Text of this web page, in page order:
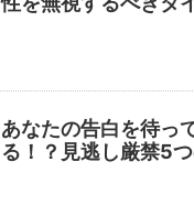
あなたの告白を待っ
る！？見逃し厳禁5